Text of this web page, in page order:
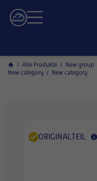
/ Alle Produkte / New group
New category / New category
ORIGINALTEIL